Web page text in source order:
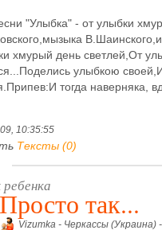
"Улыбка" - от улыбки
хмурый день светлей,От
улыбкою
тогда наверняка,
10:35:55
Тексты (0)
ребенка
Просто так...
Vizumka - Черкассы (Украина)